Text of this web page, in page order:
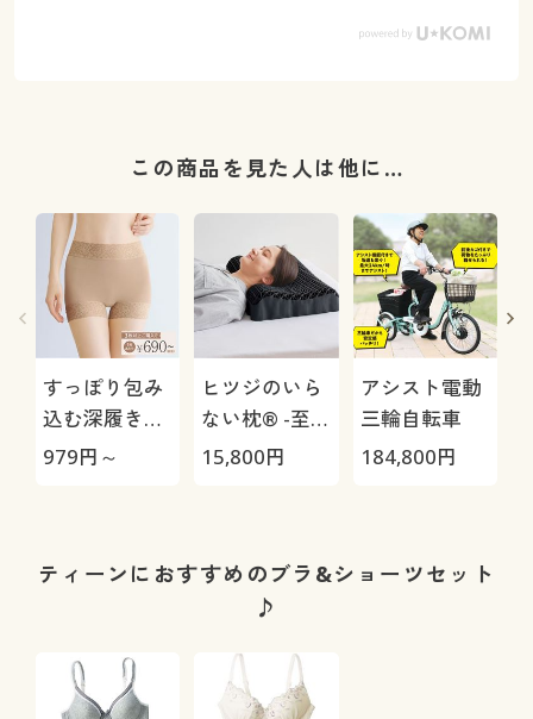
この商品を見た人は他に…
すっぽり包み
込む深履きレ
ーシィショー
丈・綿混スト
979円～
ヒツジのいら
ない枕® -至
極-
15,800円
アシスト電動
三輪自転車
184,800円
ティーンにおすすめのブラ&ショーツセット
♪